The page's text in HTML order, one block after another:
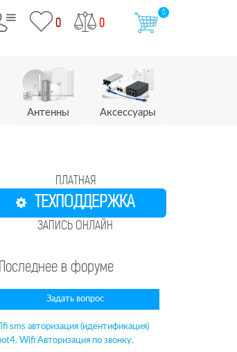
0 0
0
Антенны Аксессуары
ПЛАТНАЯ
ТЕХПОДДЕРЖКА
ЗАПИСЬ ОНЛАЙН
Последнее в форуме
Задать вопрос
sms авторизация (идентификация)
Wifi Авторизация по звонку.